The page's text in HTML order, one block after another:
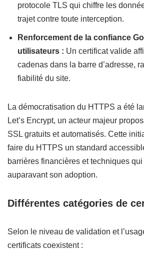
protocole TLS qui chiffre les
trajet contre toute interception.
Renforcement de la confiance
utilisateurs : Un certificat valide
cadenas dans la barre d’adresse,
fiabilité du site.
La démocratisation du HTTPS a été
Let’s Encrypt, un acteur majeur
SSL gratuits et automatisés. Cette
faire du HTTPS un standard
barrières financières et techniques
auparavant son adoption.
Différentes catégories de
Selon le niveau de validation et
certificats coexistent :